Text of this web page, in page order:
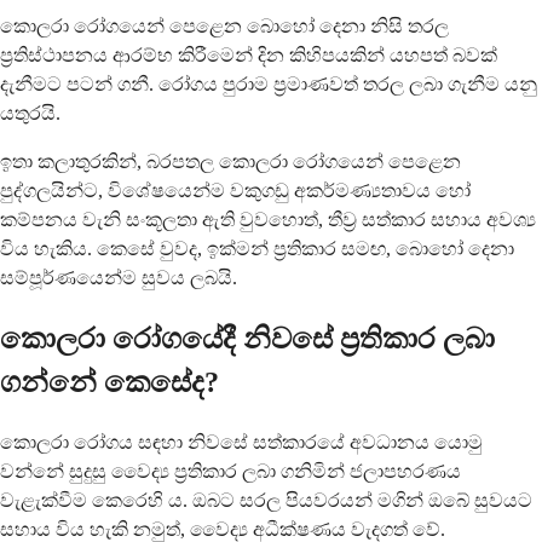
කොලරා රෝගයෙන් පෙළෙන බොහෝ දෙනා නිසි තරල
ප්‍රතිස්ථාපනය ආරම්භ කිරීමෙන් දින කිහිපයකින් යහපත් බවක්
දැනීමට පටන් ගනී. රෝගය පුරාම ප්‍රමාණවත් තරල ලබා ගැනීම යනු
යතුරයි.
ඉතා කලාතුරකින්, බරපතල කොලරා රෝගයෙන් පෙළෙන
පුද්ගලයින්ට, විශේෂයෙන්ම වකුගඩු අකර්මණ්‍යතාවය හෝ
කම්පනය වැනි සංකූලතා ඇති වුවහොත්, තීව්‍ර සත්කාර සහාය අවශ්‍ය
විය හැකිය. කෙසේ වුවද, ඉක්මන් ප්‍රතිකාර සමඟ, බොහෝ දෙනා
සම්පූර්ණයෙන්ම සුවය ලබයි.
කොලරා රෝගයේදී නිවසේ ප්‍රතිකාර ලබා
ගන්නේ කෙසේද?
කොලරා රෝගය සඳහා නිවසේ සත්කාරයේ අවධානය යොමු
වන්නේ සුදුසු වෛද්‍ය ප්‍රතිකාර ලබා ගනිමින් ජලාපහරණය
වැළැක්වීම කෙරෙහි ය. ඔබට සරල පියවරයන් මගින් ඔබේ සුවයට
සහාය විය හැකි නමුත්, වෛද්‍ය අධීක්ෂණය වැදගත් වේ.